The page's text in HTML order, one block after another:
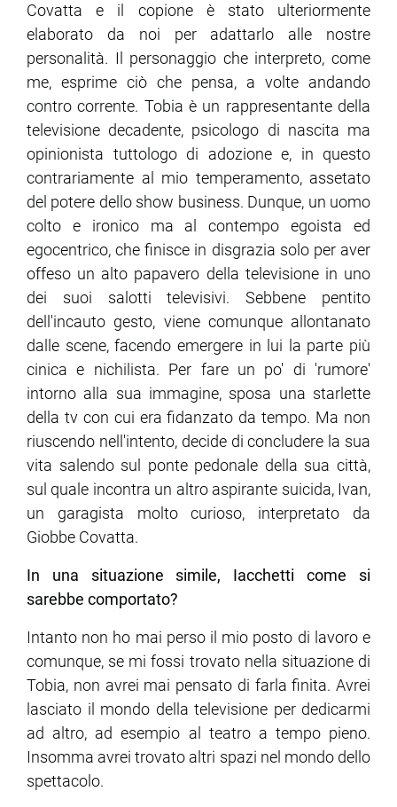
Covatta e il copione è stato ulteriormente
elaborato da noi per adattarlo alle nostre
personalità. Il personaggio che interpreto, come
me, esprime ciò che pensa, a volte andando
contro corrente. Tobia è un rappresentante della
televisione decadente, psicologo di nascita ma
opinionista tuttologo di adozione e, in questo
contrariamente al mio temperamento, assetato
del potere dello show business. Dunque, un uomo
colto e ironico ma al contempo egoista ed
egocentrico, che finisce in disgrazia solo per aver
offeso un alto papavero della televisione in uno
dei suoi salotti televisivi. Sebbene pentito
dell'incauto gesto, viene comunque allontanato
dalle scene, facendo emergere in lui la parte più
cinica e nichilista. Per fare un po' di 'rumore'
intorno alla sua immagine, sposa una starlette
della tv con cui era fidanzato da tempo. Ma non
riuscendo nell'intento, decide di concludere la sua
vita salendo sul ponte pedonale della sua città,
sul quale incontra un altro aspirante suicida, Ivan,
un garagista molto curioso, interpretato da
Giobbe Covatta.
In una situazione simile, Iacchetti come si
sarebbe comportato?
Intanto non ho mai perso il mio posto di lavoro e
comunque, se mi fossi trovato nella situazione di
Tobia, non avrei mai pensato di farla finita. Avrei
lasciato il mondo della televisione per dedicarmi
ad altro, ad esempio al teatro a tempo pieno.
Insomma avrei trovato altri spazi nel mondo dello
spettacolo.